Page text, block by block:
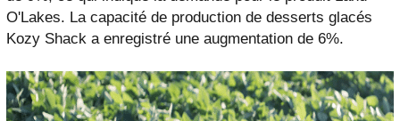
O'Lakes. La capacité de production de desserts glacés
Kozy Shack a enregistré une augmentation de 6%.